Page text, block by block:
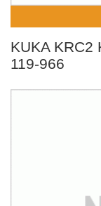
KUKA KRC2
119-966